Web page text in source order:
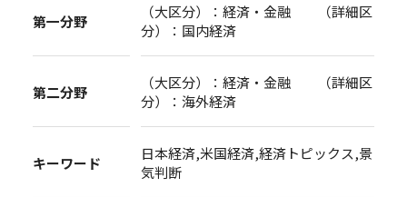
第一分野
（大区分）：経済・金融 （詳細区
分）：国内経済
第二分野
（大区分）：経済・金融 （詳細区
分）：海外経済
キーワード
日本経済,米国経済,経済トピックス,景
気判断